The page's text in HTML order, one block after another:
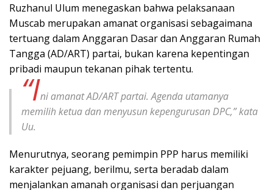
Ruzhanul Ulum menegaskan bahwa pelaksanaan
Muscab merupakan amanat organisasi sebagaimana
tertuang dalam Anggaran Dasar dan Anggaran Rumah
Tangga (AD/ART) partai, bukan karena kepentingan
pribadi maupun tekanan pihak tertentu.
“Ini amanat AD/ART partai. Agenda utamanya
memilih ketua dan menyusun kepengurusan DPC,” kata
Uu.
Menurutnya, seorang pemimpin PPP harus memiliki
karakter pejuang, berilmu, serta beradab dalam
menjalankan amanah organisasi dan perjuangan